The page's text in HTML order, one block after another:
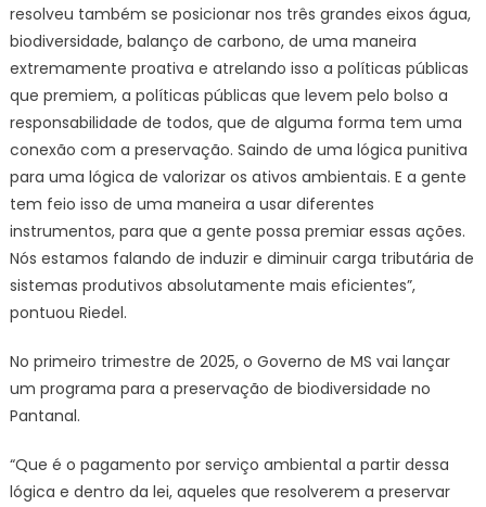
resolveu também se posicionar nos três grandes eixos água,
biodiversidade, balanço de carbono, de uma maneira
extremamente proativa e atrelando isso a políticas públicas
que premiem, a políticas públicas que levem pelo bolso a
responsabilidade de todos, que de alguma forma tem uma
conexão com a preservação. Saindo de uma lógica punitiva
para uma lógica de valorizar os ativos ambientais. E a gente
tem feio isso de uma maneira a usar diferentes
instrumentos, para que a gente possa premiar essas ações.
Nós estamos falando de induzir e diminuir carga tributária de
sistemas produtivos absolutamente mais eficientes”,
pontuou Riedel.
No primeiro trimestre de 2025, o Governo de MS vai lançar
um programa para a preservação de biodiversidade no
Pantanal.
“Que é o pagamento por serviço ambiental a partir dessa
lógica e dentro da lei, aqueles que resolverem a preservar